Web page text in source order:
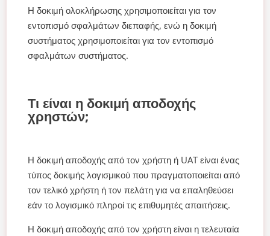
Η δοκιμή ολοκλήρωσης χρησιμοποιείται για τον
εντοπισμό σφαλμάτων διεπαφής, ενώ η δοκιμή
συστήματος χρησιμοποιείται για τον εντοπισμό
σφαλμάτων συστήματος.
Τι είναι η δοκιμή αποδοχής
χρηστών;
Η δοκιμή αποδοχής από τον χρήστη ή UAT είναι ένας
τύπος δοκιμής λογισμικού που πραγματοποιείται από
τον τελικό χρήστη ή τον πελάτη για να επαληθεύσει
εάν το λογισμικό πληροί τις επιθυμητές απαιτήσεις.
Η δοκιμή αποδοχής από τον χρήστη είναι η τελευταία